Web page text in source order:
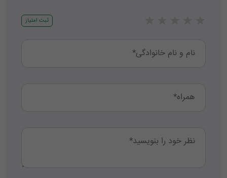
ثبت امتیاز